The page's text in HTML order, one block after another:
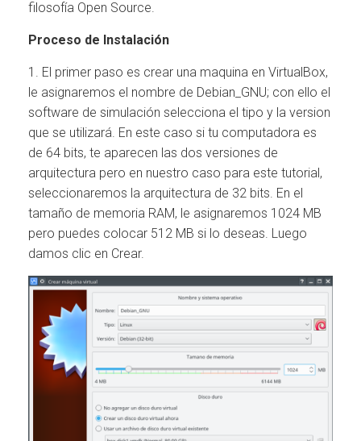
filosofía Open Source.
Proceso de Instalación
1. El primer paso es crear una maquina en VirtualBox,
le asignaremos el nombre de Debian_GNU; con ello el
software de simulación selecciona el tipo y la version
que se utilizará. En este caso si tu computadora es
de 64 bits, te aparecen las dos versiones de
arquitectura pero en nuestro caso para este tutorial,
seleccionaremos la arquitectura de 32 bits. En el
tamaño de memoria RAM, le asignaremos 1024 MB
pero puedes colocar 512 MB si lo deseas. Luego
damos clic en Crear.